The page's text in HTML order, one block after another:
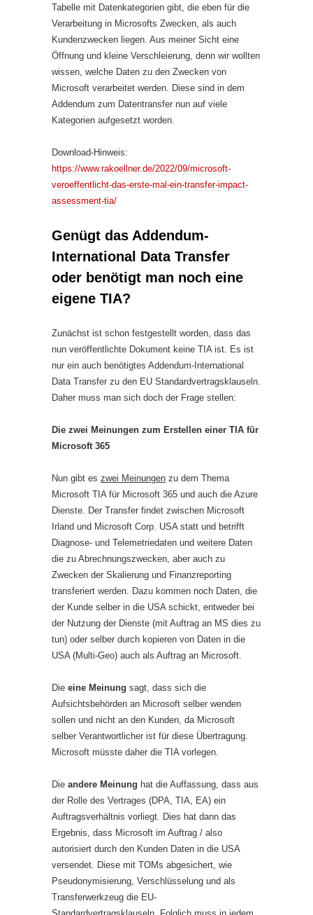
Tabelle mit Datenkategorien gibt, die eben für die
Verarbeitung in Microsofts Zwecken, als auch
Kundenzwecken liegen. Aus meiner Sicht eine
Öffnung und kleine Verschleierung, denn wir wollten
wissen, welche Daten zu den Zwecken von
Microsoft verarbeitet werden. Diese sind in dem
Addendum zum Datentransfer nun auf viele
Kategorien aufgesetzt worden.
Download-Hinweis:
https://www.rakoellner.de/2022/09/microsoft-
veroeffentlicht-das-erste-mal-ein-transfer-impact-
assessment-tia/
Genügt das Addendum-
International Data Transfer
oder benötigt man noch eine
eigene TIA?
Zunächst ist schon festgestellt worden, dass das
nun veröffentlichte Dokument keine TIA ist. Es ist
nur ein auch benötigtes Addendum-International
Data Transfer zu den EU Standardvertragsklauseln.
Daher muss man sich doch der Frage stellen:
Die zwei Meinungen zum Erstellen einer TIA für
Microsoft 365
Nun gibt es zwei Meinungen zu dem Thema
Microsoft TIA für Microsoft 365 und auch die Azure
Dienste. Der Transfer findet zwischen Microsoft
Irland und Microsoft Corp. USA statt und betrifft
Diagnose- und Telemetriedaten und weitere Daten
die zu Abrechnungszwecken, aber auch zu
Zwecken der Skalierung und Finanzreporting
transferiert werden. Dazu kommen noch Daten, die
der Kunde selber in die USA schickt, entweder bei
der Nutzung der Dienste (mit Auftrag an MS dies zu
tun) oder selber durch kopieren von Daten in die
USA (Multi-Geo) auch als Auftrag an Microsoft.
Die eine Meinung sagt, dass sich die
Aufsichtsbehörden an Microsoft selber wenden
sollen und nicht an den Kunden, da Microsoft
selber Verantwortlicher ist für diese Übertragung.
Microsoft müsste daher die TIA vorlegen.
Die andere Meinung hat die Auffassung, dass aus
der Rolle des Vertrages (DPA, TIA, EA) ein
Auftragsverhältnis vorliegt. Dies hat dann das
Ergebnis, dass Microsoft im Auftrag / also
autorisiert durch den Kunden Daten in die USA
versendet. Diese mit TOMs abgesichert, wie
Pseudonymisierung, Verschlüsselung und als
Transferwerkzeug die EU-